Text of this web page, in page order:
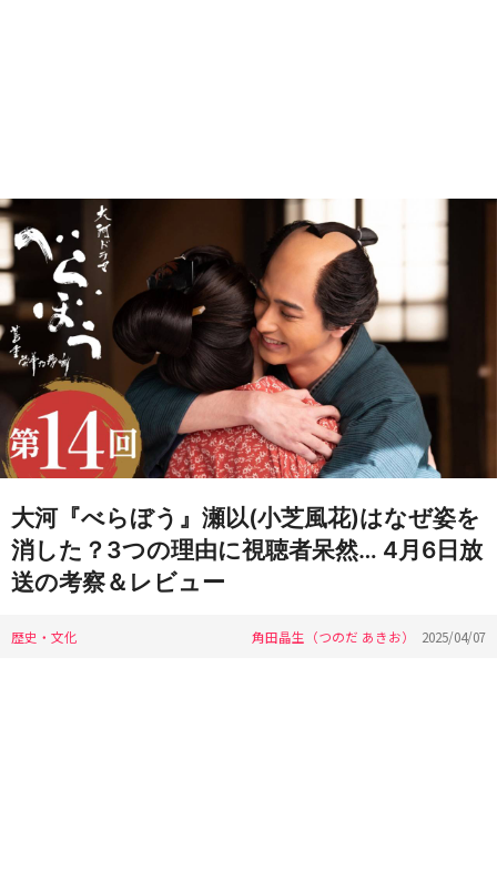
大河『べらぼう』瀬以(小芝風花)はなぜ姿を
消した？3つの理由に視聴者呆然… 4月6日放
送の考察＆レビュー
歴史・文化 角田晶生（つのだ あきお） 2025/04/07